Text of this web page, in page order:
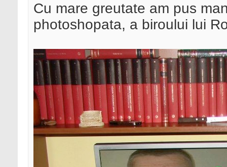
Cu mare greutate am pus
photoshopata, a biroului lui